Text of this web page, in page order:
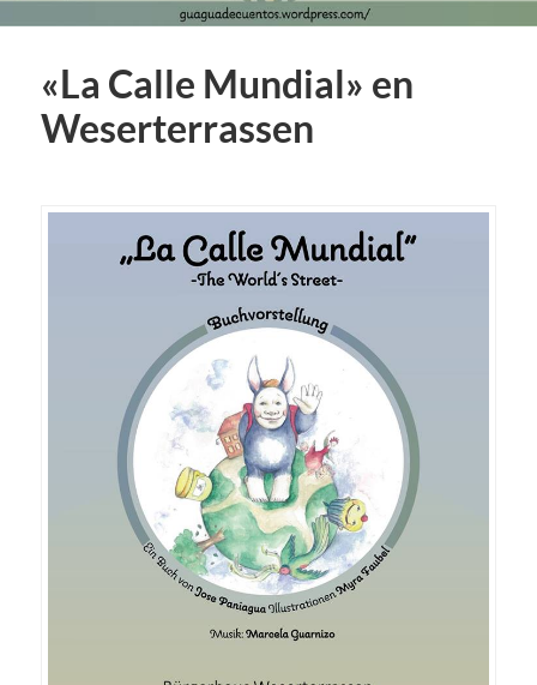
«La Calle Mundial» en
Weserterrassen